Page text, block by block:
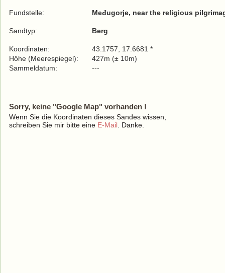
Fundstelle: Međugorje, near the religious
Sandtyp: Berg
Koordinaten:
43.1757, 17.6681 *
Höhe (Meerespiegel):
427m (± 10m)
Sammeldatum:
---
Sorry, keine "Google Map" vorhanden !
Wenn Sie die Koordinaten dieses Sandes wissen,
schreiben Sie mir bitte eine E-Mail . Danke.